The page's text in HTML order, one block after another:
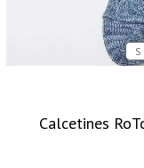
Calcetines